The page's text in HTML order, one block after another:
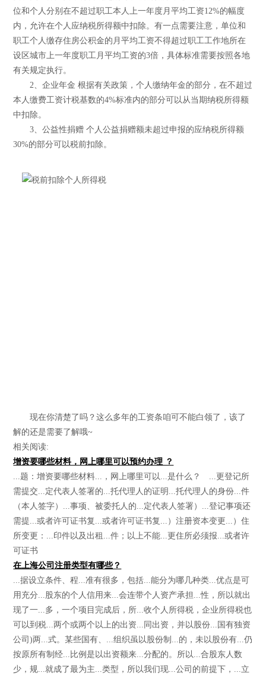
位和个人分别在不超过职工本人上一年度月平均工资12%的幅度
内，允许在个人应纳税所得额中扣除。有一点需要注意，单位和
职工个人缴存住房公积金的月平均工资不得超过职工工作地所在
设区城市上一年度职工月平均工资的3倍，具体标准需要按照各地
有关规定执行。
2、企业年金 根据有关政策，个人缴纳年金的部分，在不超过
本人缴费工资计税基数的4%标准内的部分可以从当期纳税所得额
中扣除。
3、公益性捐赠 个人公益捐赠额未超过申报的应纳税所得额
30%的部分可以税前扣除。
现在你清楚了吗？这么多年的工资条咱可不能白领了，该了
解的还是需要了解哦~
相关阅读:
增资要哪些材料，网上哪里可以预约办理 ？
...题：增资要哪些材料...，网上哪里可以...是什么？ ...更登记所
需提交...定代表人签署的...托代理人的证明...托代理人的身份...件
（本人签字）...事项、被委托人的...定代表人签署）...登记事项还
需提...或者许可证书复...或者许可证书复...）注册资本变更...）住
所变更：...印件以及出租...件；以上不能...更住所必须报...或者许
可证书
在上海公司注册类型有哪些？
...据设立条件、程...准有很多，包括...能分为哪几种类...优点是可
用充分...股东的个人信用来...会连带个人资产承担...性，所以就出
现了一...多，一个项目完成后，所...收个人所得税，企业所得税也
可以到税...两个或两个以上的出资...同出资，并以股份...国有独资
公司)两...式。某些国有、...组织虽以股份制...的，未以股份有...仍
按原所有制经...比例是以出资额来...分配的。所以...合股东人数
少，规...就成了最为主...类型，所以我们现...公司的前提下，...立